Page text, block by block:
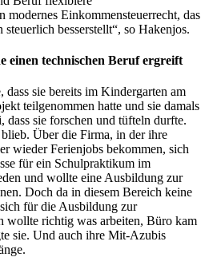
Einkommensteuerrecht, das
besserstellt“, so Hakenjos.
einen technischen Beruf ergreift
dass sie bereits im Kindergarten am
teilgenommen hatte und sie damals
dass sie forschen und tüfteln durfte.
Über die Firma, in der ihre
wieder Ferienjobs bekommen, sich
für ein Schulpraktikum im
und wollte eine Ausbildung zur
Doch da in diesem Bereich keine
für die Ausbildung zur
wollte richtig was arbeiten, Büro kam
sie. Und auch ihre Mit-Azubis